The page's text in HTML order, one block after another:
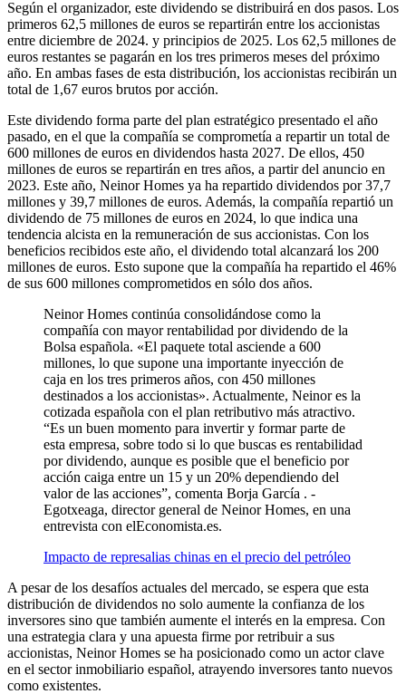
Según el organizador, este dividendo se distribuirá en dos pasos. Los
primeros 62,5 millones de euros se repartirán entre los accionistas
entre diciembre de 2024. y principios de 2025. Los 62,5 millones de
euros restantes se pagarán en los tres primeros meses del próximo
año. En ambas fases de esta distribución, los accionistas recibirán un
total de 1,67 euros brutos por acción.
Este dividendo forma parte del plan estratégico presentado el año
pasado, en el que la compañía se comprometía a repartir un total de
600 millones de euros en dividendos hasta 2027. De ellos, 450
millones de euros se repartirán en tres años, a partir del anuncio en
2023. Este año, Neinor Homes ya ha repartido dividendos por 37,7
millones y 39,7 millones de euros. Además, la compañía repartió un
dividendo de 75 millones de euros en 2024, lo que indica una
tendencia alcista en la remuneración de sus accionistas. Con los
beneficios recibidos este año, el dividendo total alcanzará los 200
millones de euros. Esto supone que la compañía ha repartido el 46%
de sus 600 millones comprometidos en sólo dos años.
Neinor Homes continúa consolidándose como la
compañía con mayor rentabilidad por dividendo de la
Bolsa española. «El paquete total asciende a 600
millones, lo que supone una importante inyección de
caja en los tres primeros años, con 450 millones
destinados a los accionistas». Actualmente, Neinor es la
cotizada española con el plan retributivo más atractivo.
“Es un buen momento para invertir y formar parte de
esta empresa, sobre todo si lo que buscas es rentabilidad
por dividendo, aunque es posible que el beneficio por
acción caiga entre un 15 y un 20% dependiendo del
valor de las acciones”, comenta Borja García . -
Egotxeaga, director general de Neinor Homes, en una
entrevista con elEconomista.es.
Impacto de represalias chinas en el precio del petróleo
A pesar de los desafíos actuales del mercado, se espera que esta
distribución de dividendos no solo aumente la confianza de los
inversores sino que también aumente el interés en la empresa. Con
una estrategia clara y una apuesta firme por retribuir a sus
accionistas, Neinor Homes se ha posicionado como un actor clave
en el sector inmobiliario español, atrayendo inversores tanto nuevos
como existentes.